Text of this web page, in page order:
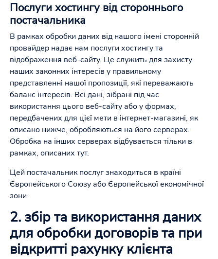
Послуги хостингу від стороннього
постачальника
В рамках обробки даних від нашого імені сторонній
провайдер надає нам послуги хостингу та
відображення веб-сайту. Це служить для захисту
наших законних інтересів у правильному
представленні нашої пропозиції, які переважають
баланс інтересів. Всі дані, зібрані під час
використання цього веб-сайту або у формах,
передбачених для цієї мети в інтернет-магазині, як
описано нижче, обробляються на його серверах.
Обробка на інших серверах відбувається тільки в
рамках, описаних тут.
Цей постачальник послуг знаходиться в країні
Європейського Союзу або Європейської економічної
зони.
2. збір та використання даних
для обробки договорів та при
відкритті рахунку клієнта